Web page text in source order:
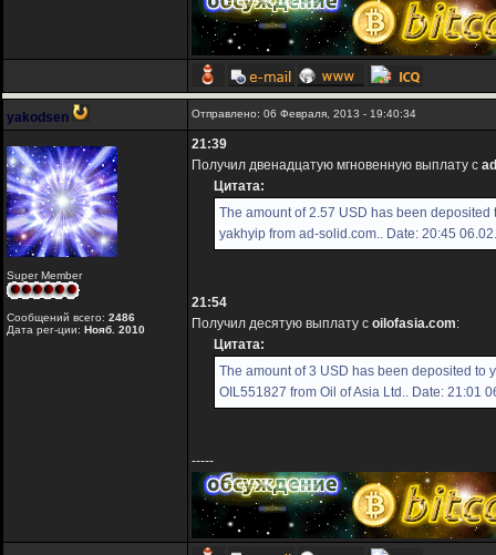
yakodsen Отправлено: 06 Февраля, 2013 - 19:40:34
Super Member
Сообщений всего: 2486
Дата рег-ции: Нояб. 2010
21:39
Получил двенадцатую мгновенную выплату с
Цитата:
The amount of 2.57 USD has been
yakhyip from ad-solid.com.. Date: 20:45
21:54
Получил десятую выплату с oilofasia.com:
Цитата:
The amount of 3 USD has been deposited to
OIL551827 from Oil of Asia Ltd.. Date: 21:01
-----